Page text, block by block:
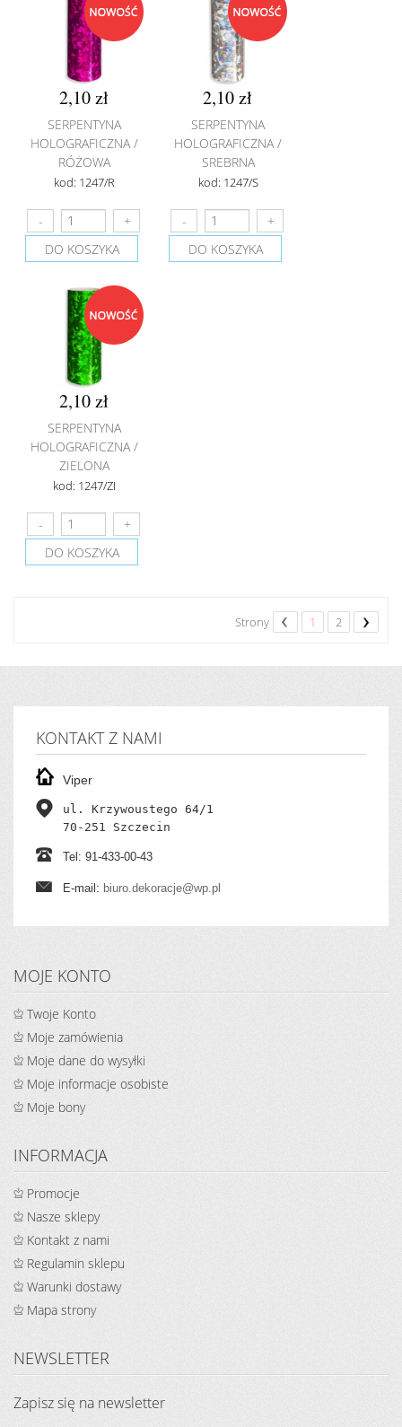
2,10 zł
SERPENTYNA
HOLOGRAFICZNA /
RÓŻOWA
kod: 1247/R
DO KOSZYKA
2,10 zł
SERPENTYNA
HOLOGRAFICZNA /
SREBRNA
kod: 1247/S
DO KOSZYKA
2,10 zł
SERPENTYNA
HOLOGRAFICZNA /
ZIELONA
kod: 1247/ZI
DO KOSZYKA
Strony 1 2
KONTAKT Z NAMI
Viper
ul. Krzywoustego 64/1
70-251 Szczecin
Tel: 91-433-00-43
E-mail: biuro.dekoracje@wp.pl
MOJE KONTO
Twoje Konto
Moje zamówienia
Moje dane do wysyłki
Moje informacje osobiste
Moje bony
INFORMACJA
Promocje
Nasze sklepy
Kontakt z nami
Regulamin sklepu
Warunki dostawy
Mapa strony
NEWSLETTER
Zapisz się na newsletter